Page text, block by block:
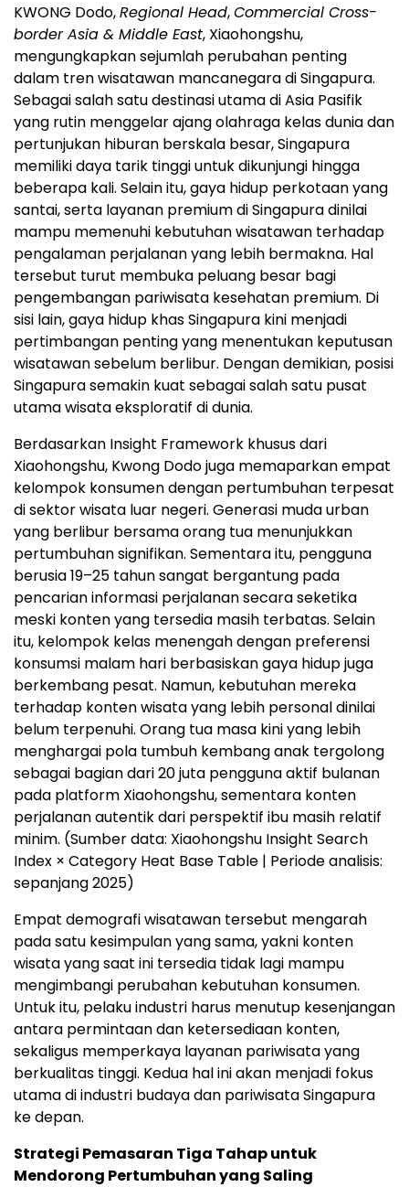
KWONG Dodo,Regional Head,Commercial Cross-
border Asia & Middle East, Xiaohongshu,
mengungkapkan sejumlah perubahan penting
dalam tren wisatawan mancanegara di Singapura.
Sebagai salah satu destinasi utama di Asia Pasifik
yang rutin menggelar ajang olahraga kelas dunia dan
pertunjukan hiburan berskala besar, Singapura
memiliki daya tarik tinggi untuk dikunjungi hingga
beberapa kali. Selain itu, gaya hidup perkotaan yang
santai, serta layanan premium di Singapura dinilai
mampu memenuhi kebutuhan wisatawan terhadap
pengalaman perjalanan yang lebih bermakna. Hal
tersebut turut membuka peluang besar bagi
pengembangan pariwisata kesehatan premium. Di
sisi lain, gaya hidup khas Singapura kini menjadi
pertimbangan penting yang menentukan keputusan
wisatawan sebelum berlibur. Dengan demikian, posisi
Singapura semakin kuat sebagai salah satu pusat
utama wisata eksploratif di dunia.
Berdasarkan Insight Framework khusus dari
Xiaohongshu, Kwong Dodo juga memaparkan empat
kelompok konsumen dengan pertumbuhan terpesat
di sektor wisata luar negeri. Generasi muda urban
yang berlibur bersama orang tua menunjukkan
pertumbuhan signifikan. Sementara itu, pengguna
berusia 19–25 tahun sangat bergantung pada
pencarian informasi perjalanan secara seketika
meski konten yang tersedia masih terbatas. Selain
itu, kelompok kelas menengah dengan preferensi
konsumsi malam hari berbasiskan gaya hidup juga
berkembang pesat. Namun, kebutuhan mereka
terhadap konten wisata yang lebih personal dinilai
belum terpenuhi. Orang tua masa kini yang lebih
menghargai pola tumbuh kembang anak tergolong
sebagai bagian dari 20 juta pengguna aktif bulanan
pada platform Xiaohongshu, sementara konten
perjalanan autentik dari perspektif ibu masih relatif
minim. (Sumber data: Xiaohongshu Insight Search
Index × Category Heat Base Table | Periode analisis:
sepanjang 2025)
Empat demografi wisatawan tersebut mengarah
pada satu kesimpulan yang sama, yakni konten
wisata yang saat ini tersedia tidak lagi mampu
mengimbangi perubahan kebutuhan konsumen.
Untuk itu, pelaku industri harus menutup kesenjangan
antara permintaan dan ketersediaan konten,
sekaligus memperkaya layanan pariwisata yang
berkualitas tinggi. Kedua hal ini akan menjadi fokus
utama di industri budaya dan pariwisata Singapura
ke depan.
Strategi Pemasaran Tiga Tahap untuk
Mendorong Pertumbuhan yang Saling